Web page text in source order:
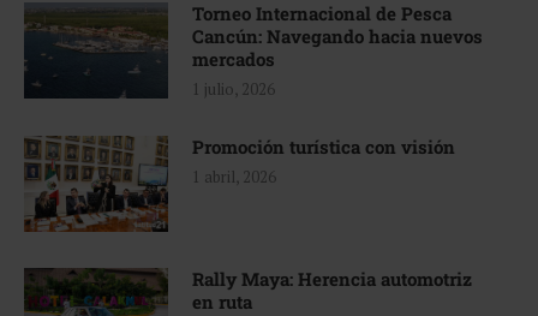
Torneo Internacional de Pesca
Cancún: Navegando hacia nuevos
mercados
1 julio, 2026
Promoción turística con visión
1 abril, 2026
Rally Maya: Herencia automotriz
en ruta